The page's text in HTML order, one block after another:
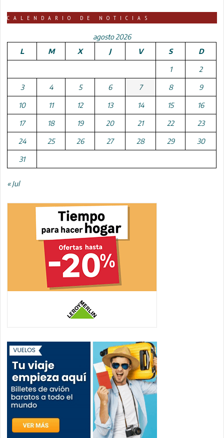
CALENDARIO DE NOTICIAS
agosto 2026
L
M X J V S D
1 2
3 4 5 6 7 8 9
10 11 12 13 14 15 16
17 18 19 20 21 22 23
24 25 26 27 28 29 30
31
« Jul